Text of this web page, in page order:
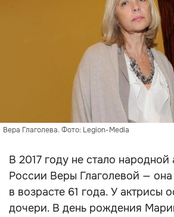
Вера Глаголева. Фото: Legion-Media
В 2017 году не стало народной
России Веры Глаголевой —
в возрасте 61 года. У актрисы
дочери. В день рождения